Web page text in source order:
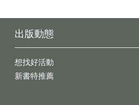
出版動態
想找好活動
新書特推薦